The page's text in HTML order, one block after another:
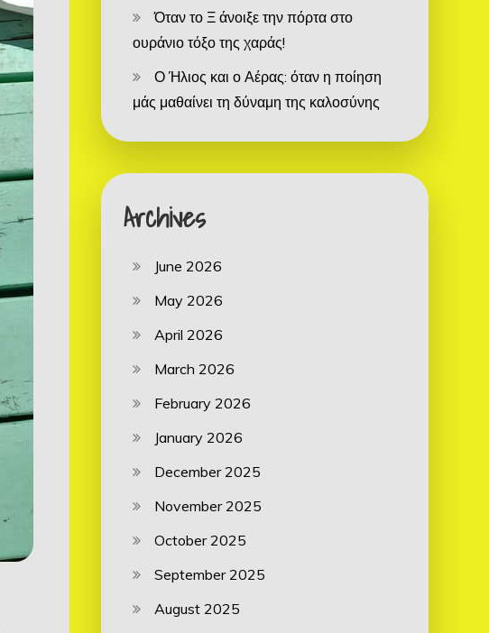
Όταν το Ξ άνοιξε την πόρτα στο
ουράνιο τόξο της χαράς!
Ο Ήλιος και ο Αέρας: όταν η ποίηση
μάς μαθαίνει τη δύναμη της καλοσύνης
Archives
June 2026
May 2026
April 2026
March 2026
February 2026
January 2026
December 2025
November 2025
October 2025
September 2025
August 2025